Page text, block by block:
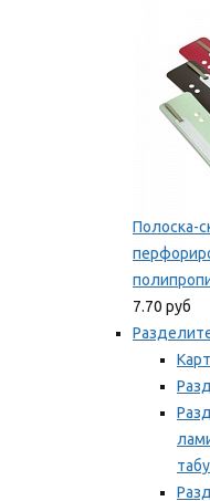
Полоска-
7.70 руб